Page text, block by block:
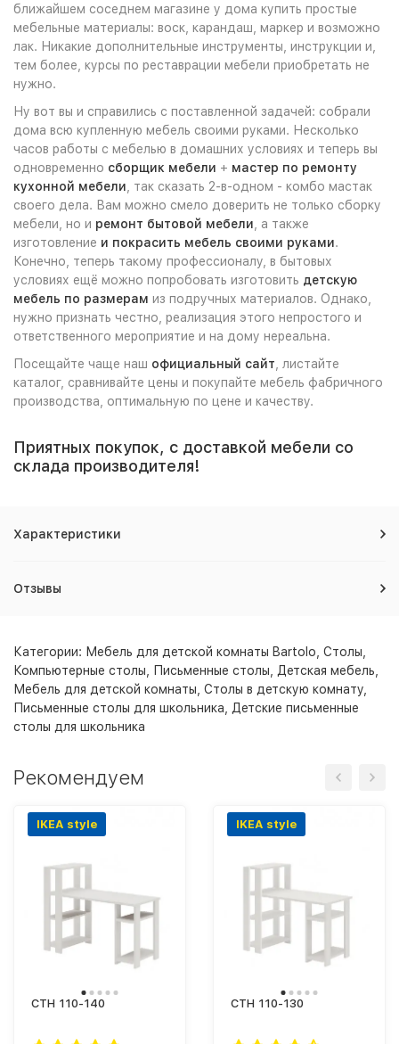
ближайшем соседнем магазине у дома купить простые
мебельные материалы: воск, карандаш, маркер и возможно
лак. Никакие дополнительные инструменты, инструкции и,
тем более, курсы по реставрации мебели приобретать не
нужно.
Ну вот вы и справились с поставленной задачей: собрали
дома всю купленную мебель своими руками. Несколько
часов работы с мебелью в домашних условиях и теперь вы
одновременно сборщик мебели + мастер по ремонту
кухонной мебели , так сказать 2-в-одном - комбо мастак
своего дела. Вам можно смело доверить не только сборку
мебели, но и ремонт бытовой мебели , а также
изготовление и покрасить мебель своими руками.
Конечно, теперь такому профессионалу, в бытовых
условиях ещё можно попробовать изготовить детскую
мебель по размерам из подручных материалов. Однако,
нужно признать честно, реализация этого непростого и
ответственного мероприятие и на дому нереальна.
Посещайте чаще наш официальный сайт , листайте
каталог, сравнивайте цены и покупайте мебель фабричного
производства, оптимальную по цене и качеству.
Приятных покупок, с доставкой мебели со
склада производителя!
Характеристики
Отзывы
Категории: Мебель для детской комнаты Bartolo Столы
Компьютерные столы
Письменные столы Детская мебель
Мебель для детской комнаты Столы в детскую комнату
Письменные столы для школьника
Детские письменные
столы для школьника
Рекомендуем
IKEA style
СТН 110-140
IKEA style
СТН 110-130